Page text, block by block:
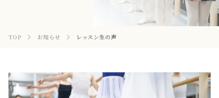
TOP お知らせ レッスン生の声